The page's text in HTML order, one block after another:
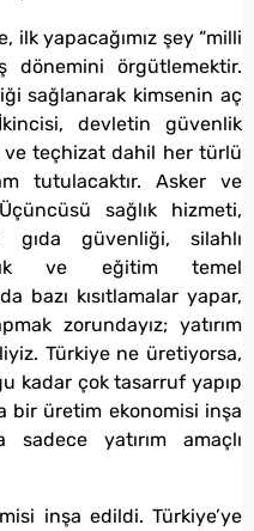
ilk yapacağımız şey “milli
dönemini örgütlemektir.
sağlanarak kimsenin aç
devletin güvenlik
ve teçhizat dahil her türlü
tutulacaktır. Asker ve
sağlık hizmeti,
gıda güvenliği, silahlı
ve eğitim temel
bazı kısıtlamalar yapar,
zorundayız; yatırım
Türkiye ne üretiyorsa,
kadar çok tasarruf yapıp
bir üretim ekonomisi inşa
sadece yatırım amaçlı
inşa edildi. Türkiye’ye